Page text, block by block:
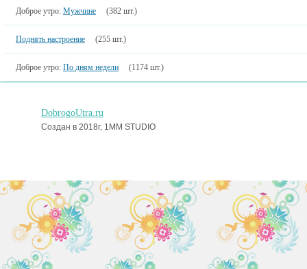
Доброе утро: Мужчине (382 шт.)
Поднять настроение (255 шт.)
Доброе утро: По дням недели (1174 шт.)
DobrogoUtra.ru
Создан в 2018г, 1MM STUDIO